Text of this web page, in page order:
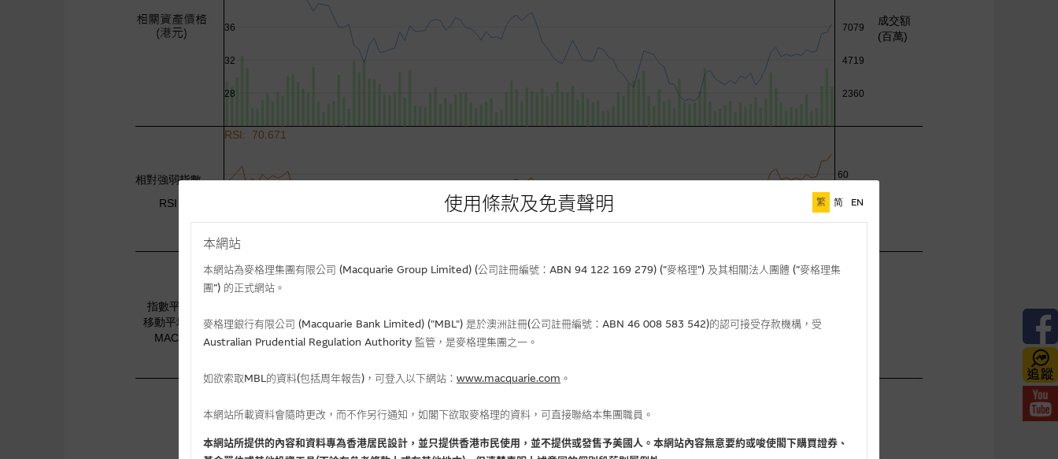
使用條款及免責聲明 繁 简 EN
本網站
本網站為麥格理集團有限公司 (Macquarie Group Limited) (公司註冊編號：ABN 94 122 169 279) (”麥格理”) 及其相關法人團體 (”麥格理集
團”) 的正式網站。
麥格理銀行有限公司 (Macquarie Bank Limited) ("MBL") 是於澳洲註冊(公司註冊編號：ABN 46 008 583 542)的認可接受存款機構，受
Australian Prudential Regulation Authority 監管，是麥格理集團之一。
如欲索取MBL的資料(包括周年報告)，可登入以下網站： www.macquarie.com 。
本網站所載資料會隨時更改，而不作另行通知，如閣下欲取麥格理的資料，可直接聯絡本集團職員。
本網站所提供的內容和資料專為香港居民設計，並只提供香港市民使用，並不提供或發售予美國人。本網站內容無意要約或唆使閣下購買證券、